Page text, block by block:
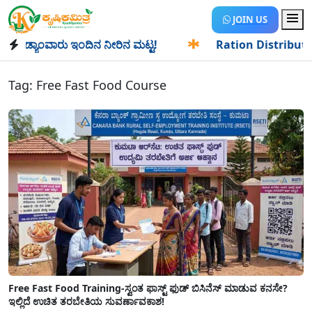
JOIN US
ಇಂದಿನ ನೀರಿನ ಮಟ್ಟ! Ration Distribution-
Tag: Free Fast Food Course
Free Fast Food Training-ಸ್ವಂತ ಫಾಸ್ಟ್ ಫುಡ್ ಬಿಸಿನೆಸ್ ಮಾಡುವ ಕನಸೇ?
ಇಲ್ಲಿದೆ ಉಚಿತ ತರಬೇತಿಯ ಸುವರ್ಣಾವಕಾಶ!